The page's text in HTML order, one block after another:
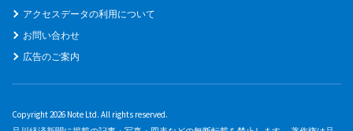
アクセスデータの利用について
お問い合わせ
広告のご案内
Copyright 2026 Note Ltd. All rights reserved.